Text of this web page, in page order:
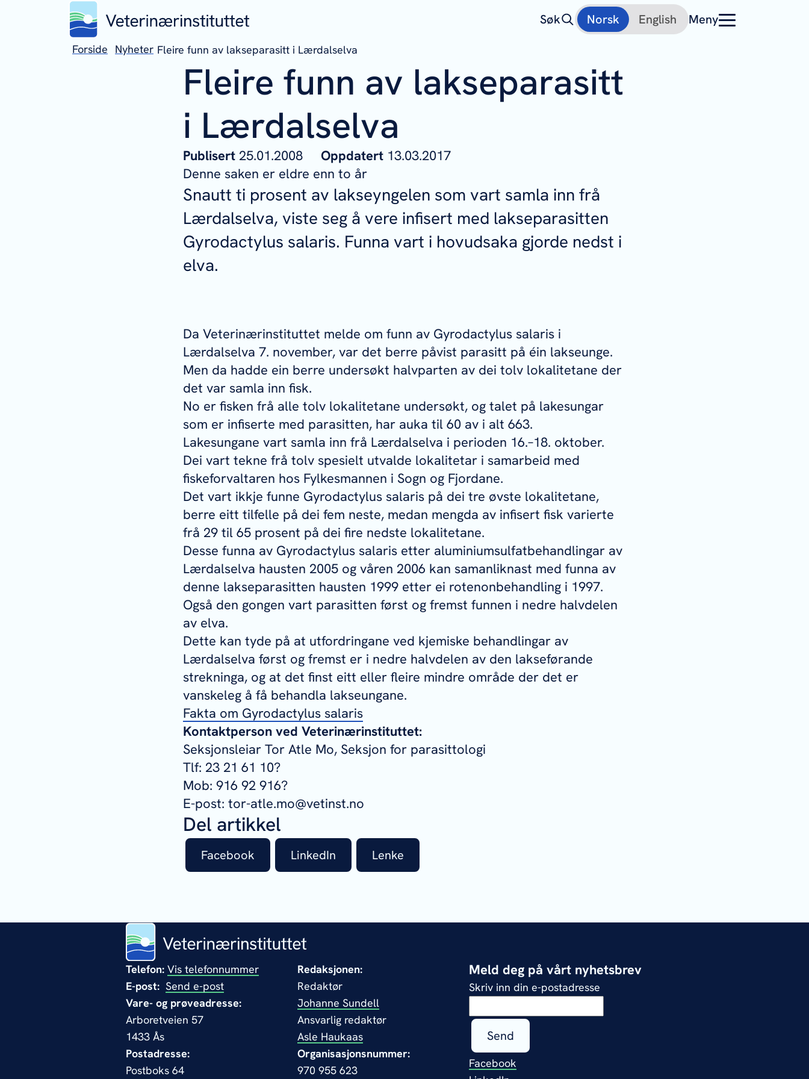
Søk Norsk English Meny
Forside Nyheter Fleire funn av lakseparasitt i Lærdalselva
Fleire funn av lakseparasitt
i Lærdalselva
Publisert 25.01.2008 Oppdatert 13.03.2017
Denne saken er eldre enn to år
Snautt ti prosent av lakseyngelen som vart samla inn frå
Lærdalselva, viste seg å vere infisert med lakseparasitten
Gyrodactylus salaris. Funna vart i hovudsaka gjorde nedst i
elva.
Da Veterinærinstituttet melde om funn av Gyrodactylus salaris i
Lærdalselva 7. november, var det berre påvist parasitt på éin lakseunge.
Men da hadde ein berre undersøkt halvparten av dei tolv lokalitetane der
det var samla inn fisk.
No er fisken frå alle tolv lokalitetane undersøkt, og talet på lakesungar
som er infiserte med parasitten, har auka til 60 av i alt 663.
Lakesungane vart samla inn frå Lærdalselva i perioden 16.–18. oktober.
Dei vart tekne frå tolv spesielt utvalde lokalitetar i samarbeid med
fiskeforvaltaren hos Fylkesmannen i Sogn og Fjordane.
Det vart ikkje funne Gyrodactylus salaris på dei tre øvste lokalitetane,
berre eitt tilfelle på dei fem neste, medan mengda av infisert fisk varierte
frå 29 til 65 prosent på dei fire nedste lokalitetane.
Desse funna av Gyrodactylus salaris etter aluminiumsulfatbehandlingar av
Lærdalselva hausten 2005 og våren 2006 kan samanliknast med funna av
denne lakseparasitten hausten 1999 etter ei rotenonbehandling i 1997.
Også den gongen vart parasitten først og fremst funnen i nedre halvdelen
av elva.
Dette kan tyde på at utfordringane ved kjemiske behandlingar av
Lærdalselva først og fremst er i nedre halvdelen av den lakseførande
strekninga, og at det finst eitt eller fleire mindre område der det er
vanskeleg å få behandla lakseungane.
Fakta om Gyrodactylus salaris
Kontaktperson ved Veterinærinstituttet:
Seksjonsleiar Tor Atle Mo, Seksjon for parasittologi
Tlf: 23 21 61 10?
Mob: 916 92 916?
E-post: tor-atle.mo@vetinst.no
Del artikkel
Facebook LinkedIn Lenke
Telefon: Vis telefonnummer
E-post: Send e-post
Vare- og prøveadresse:
Arboretveien 57
1433 Ås
Postadresse:
Postboks 64
Redaksjonen:
Redaktør
Johanne Sundell
Ansvarlig redaktør
Asle Haukaas
Organisasjonsnummer:
970 955 623
Meld deg på vårt nyhetsbrev
Skriv inn din e-postadresse
Send
Facebook